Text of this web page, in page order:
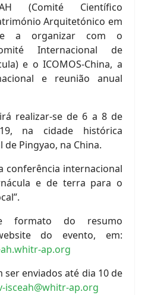
(Comité Científico
Arquitetónico em
a organizar com o
Internacional de
e o ICOMOS-China, a
e reunião anual
irá realizar-se de 6 a 8 de
na cidade histórica
Pingyao, na China.
conferência internacional
e de terra para o
formato do resumo
do evento, em:
ap.org
ser enviados até dia 10 de
isceah@whitr-ap.org